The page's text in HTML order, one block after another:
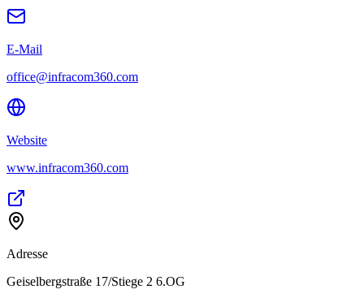
E-Mail
office@infracom360.com
Website
www.infracom360.com
Adresse
Geiselbergstraße 17/Stiege 2 6.OG